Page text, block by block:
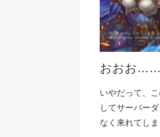
おおお
いやだって、
してサーバー
なく来れてし